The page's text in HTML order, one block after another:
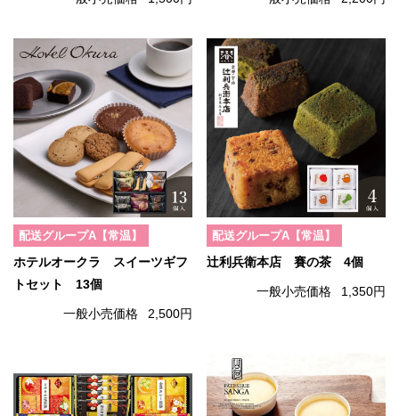
配送グループA【常温】
ホテルオークラ スイーツギフ
トセット 13個
一般小売価格 2,500円
配送グループA【常温】
辻利兵衛本店 賽の茶 4個
一般小売価格 1,350円